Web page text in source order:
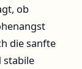
ob
die sanfte
stabile